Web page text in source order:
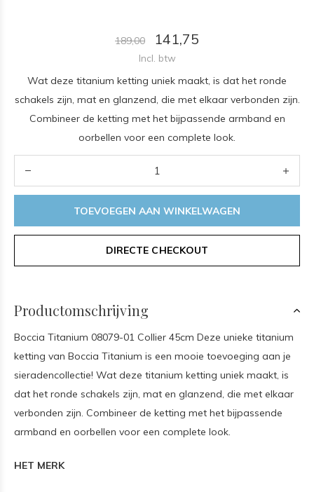
189,00 141,75
Incl. btw
Wat deze titanium ketting uniek maakt, is dat het ronde
schakels zijn, mat en glanzend, die met elkaar verbonden zijn.
Combineer de ketting met het bijpassende armband en
oorbellen voor een complete look.
TOEVOEGEN AAN WINKELWAGEN
DIRECTE CHECKOUT
Productomschrijving
Boccia Titanium 08079-01 Collier 45cm Deze unieke titanium
ketting van Boccia Titanium is een mooie toevoeging aan je
sieradencollectie! Wat deze titanium ketting uniek maakt, is
dat het ronde schakels zijn, mat en glanzend, die met elkaar
verbonden zijn. Combineer de ketting met het bijpassende
armband en oorbellen voor een complete look.
HET MERK